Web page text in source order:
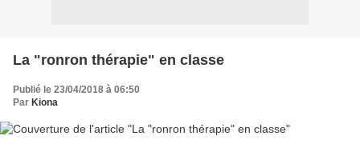
La "ronron thérapie" en classe
Publié le 23/04/2018 à 06:50
Par Kiona